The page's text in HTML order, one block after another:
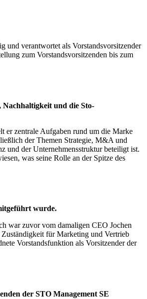
und verantwortet als Vorstandsvorsitzender
zum Vorstandsvorsitzenden bis zum
und die Sto-
er zentrale Aufgaben rund um die Marke
der Themen Strategie, M&A und
und der Unternehmensstruktur beteiligt ist.
was seine Rolle an der Spitze des
wurde.
war zuvor vom damaligen CEO Jochen
für Marketing und Vertrieb
Vorstandsfunktion als Vorsitzender der
der STO Management SE